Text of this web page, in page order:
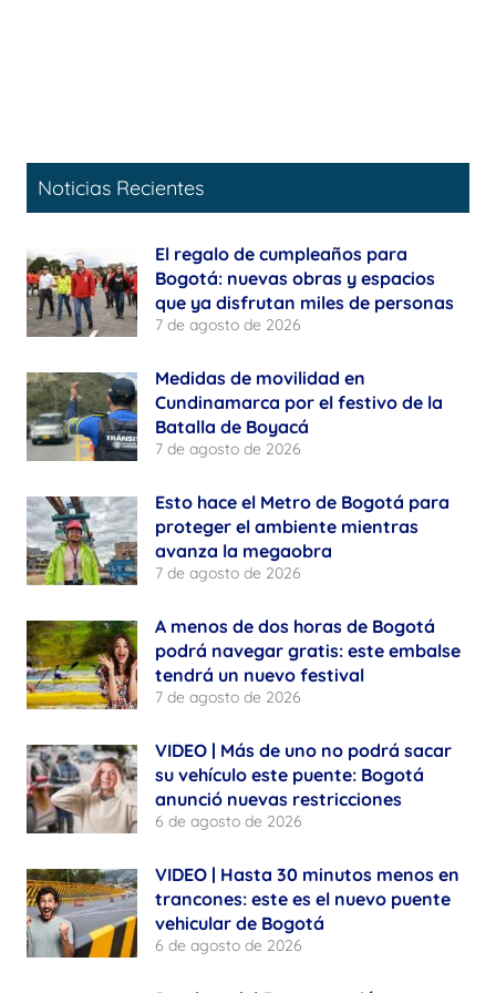
Noticias Recientes
El regalo de cumpleaños para
Bogotá: nuevas obras y espacios
que ya disfrutan miles de personas
7 de agosto de 2026
Medidas de movilidad en
Cundinamarca por el festivo de la
Batalla de Boyacá
7 de agosto de 2026
Esto hace el Metro de Bogotá para
proteger el ambiente mientras
avanza la megaobra
7 de agosto de 2026
A menos de dos horas de Bogotá
podrá navegar gratis: este embalse
tendrá un nuevo festival
7 de agosto de 2026
VIDEO | Más de uno no podrá sacar
su vehículo este puente: Bogotá
anunció nuevas restricciones
6 de agosto de 2026
VIDEO | Hasta 30 minutos menos en
trancones: este es el nuevo puente
vehicular de Bogotá
6 de agosto de 2026